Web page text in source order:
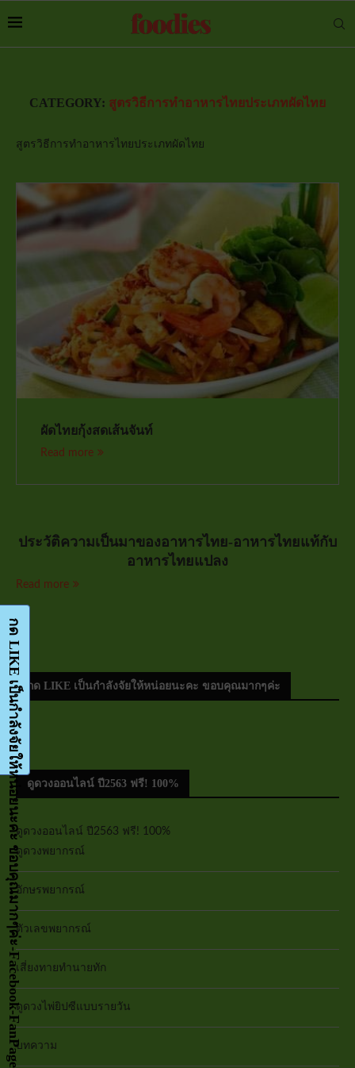
CATEGORY: สูตรวิธีการทำอาหารไทยประเภทผัดไทย
สูตรวิธีการทำอาหารไทยประเภทผัดไทย
ผัดไทยกุ้งสดเส้นจันท์
Read more
ประวัติความเป็นมาของอาหารไทย-อาหารไทยแท้กับ
อาหารไทยแปลง
Read more
กด LIKE เป็นกำลังจัยให้หน่อยนะคะ ขอบคุณมากๆค่ะ
ดูดวงออนไลน์ ปี2563 ฟรี! 100%
ดูดวงออนไลน์ ปี2563 ฟรี! 100%
ดูดวงพยากรณ์
อักษรพยากรณ์
ตัวเลขพยากรณ์
เสี่ยงทายทำนายทัก
ดูดวงไพ่ยิปซีแบบรายวัน
บทความ
กด LIKE เป็นกำลังจัยให้หน่อยนะคะ ขอบคุณมากๆค่ะ-Facebook-FanPage